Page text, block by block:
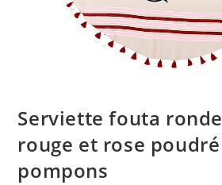
Serviette fouta
rouge et rose
pompons